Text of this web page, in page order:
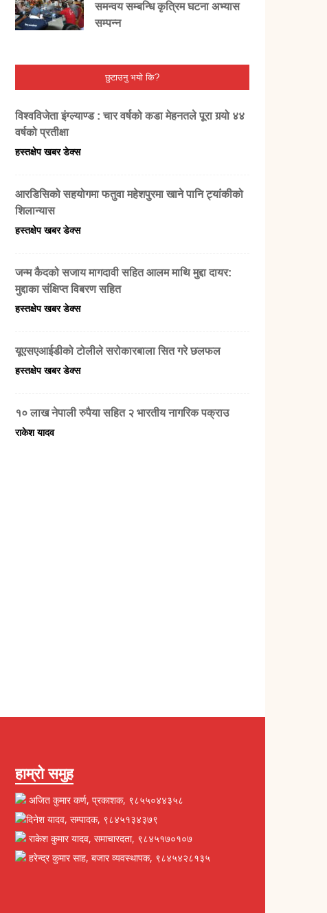
समन्वय सम्बन्धि कृत्रिम घटना अभ्यास
सम्पन्न
छुटाउनु भयो कि?
विश्वविजेता इंग्ल्याण्ड : चार वर्षको कडा मेहनतले पूरा गर्‍यो ४४
वर्षको प्रतीक्षा
हस्तक्षेप खबर डेक्स
आरडिसिको सहयोगमा फतुवा महेशपुरमा खाने पानि ट्यांकीको
शिलान्यास
हस्तक्षेप खबर डेक्स
जन्म कैदको सजाय मागदावी सहित आलम माथि मुद्दा दायर:
मुद्दाका संक्षिप्त विबरण सहित
हस्तक्षेप खबर डेक्स
यूएसएआईडीको टोलीले सरोकारबाला सित गरे छलफल
हस्तक्षेप खबर डेक्स
१० लाख नेपाली रुपैया सहित २ भारतीय नागरिक पक्राउ
राकेश यादव
हाम्रो समुह
अजित कुमार कर्ण, प्रकाशक, ९८५५०४४३५८
दिनेश यादव, सम्पादक, ९८४५१३४३७९
राकेश कुमार यादव, समाचारदता, ९८४५१७०१०७
हरेन्द्र कुमार साह, बजार व्यवस्थापक, ९८४५४२८१३५